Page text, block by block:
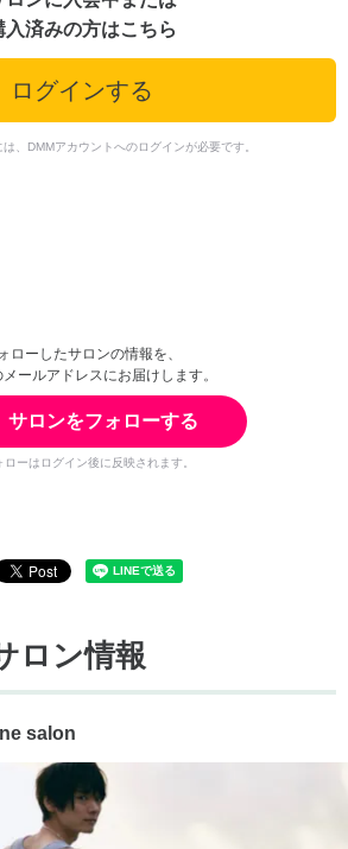
入済みの方はこちら
ログインする
、DMMアカウントへのログインが必要です。
ローしたサロンの情報を、
ールアドレスにお届けします。
サロンをフォローする
ーはログイン後に反映されます。
ロン情報
salon